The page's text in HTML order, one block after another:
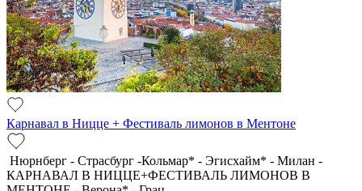
Карнавал в Ницце + Фестиваль лимонов в Ментоне
Нюрнберг - Страсбург -Кольмар* - Эгисхайм* - Милан -
КАРНАВАЛ В НИЦЦЕ+ФЕСТИВАЛЬ ЛИМОНОВ В